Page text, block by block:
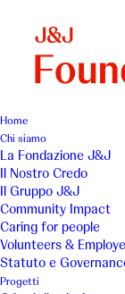
Home
Chi siamo
La Fondazione J&J
Il Nostro Credo
Il Gruppo J&J
Community Impact
Caring for people
Volunteers &
Statuto e
Progetti